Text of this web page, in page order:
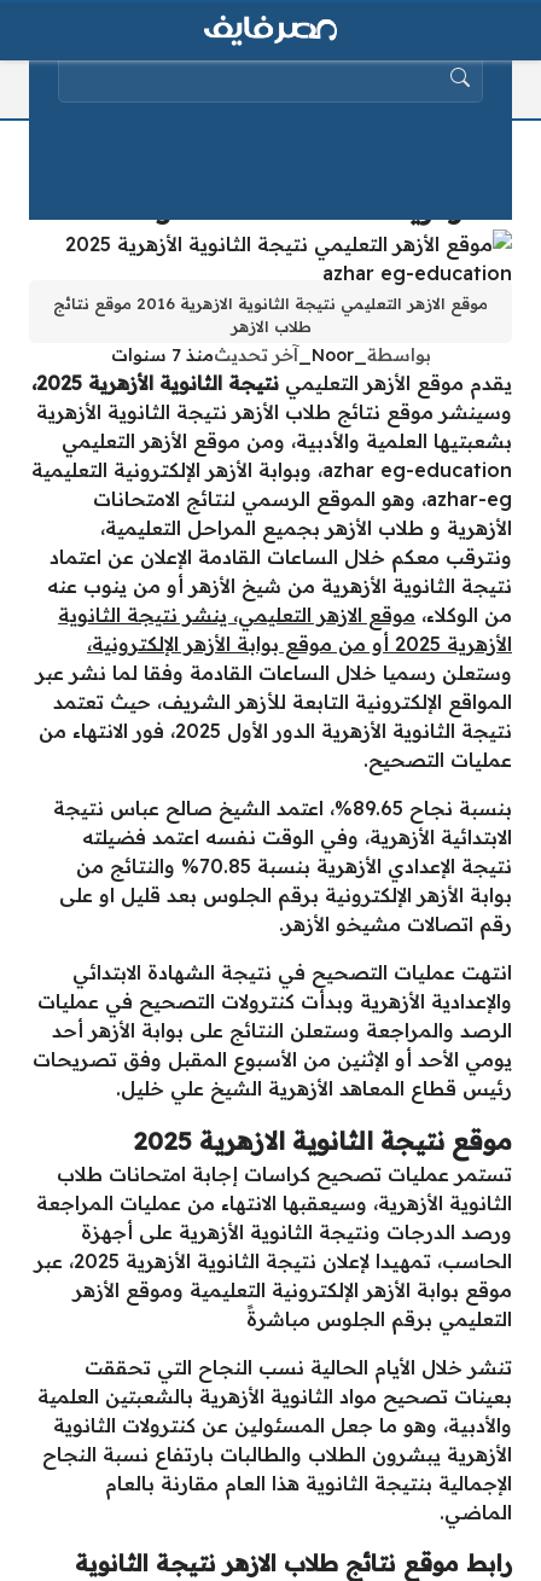
موقع الازهر التعليمي نتيجة الثانوية الازهرية 2016 موقع نتائج
طلاب الازهر
بواسطة _Noor_ آخر تحديثمنذ 7 سنوات
يقدم موقع الأزهر التعليمي نتيجة الثانوية الأزهرية 2025،
وسينشر موقع نتائج طلاب الأزهر نتيجة الثانوية الأزهرية
بشعبتيها العلمية والأدبية، ومن موقع الأزهر التعليمي
azhar eg-education، وبوابة الأزهر الإلكترونية التعليمية
azhar-eg، وهو الموقع الرسمي لنتائج الامتحانات
الأزهرية و طلاب الأزهر بجميع المراحل التعليمية،
ونترقب معكم خلال الساعات القادمة الإعلان عن اعتماد
نتيجة الثانوية الأزهرية من شيخ الأزهر أو من ينوب عنه
من الوكلاء، موقع الازهر التعليمي، ينشر نتيجة الثانوية
الأزهرية 2025 أو من موقع بوابة الأزهر الإلكترونية،
وستعلن رسميا خلال الساعات القادمة وفقا لما نشر عبر
المواقع الإلكترونية التابعة للأزهر الشريف، حيث تعتمد
نتيجة الثانوية الأزهرية الدور الأول 2025، فور الانتهاء من
عمليات التصحيح.
بنسبة نجاح 89.65%، اعتمد الشيخ صالح عباس نتيجة
الابتدائية الأزهرية، وفي الوقت نفسه اعتمد فضيلته
نتيجة الإعدادي الأزهرية بنسبة 70.85% والنتائج من
بوابة الأزهر الإلكترونية برقم الجلوس بعد قليل او على
رقم اتصالات مشيخو الأزهر.
انتهت عمليات التصحيح في نتيجة الشهادة الابتدائي
والإعدادية الأزهرية وبدأت كنترولات التصحيح في عمليات
الرصد والمراجعة وستعلن النتائج على بوابة الأزهر أحد
يومي الأحد أو الإثنين من الأسبوع المقبل وفق تصريحات
رئيس قطاع المعاهد الأزهرية الشيخ علي خليل.
موقع نتيجة الثانوية الازهرية 2025
تستمر عمليات تصحيح كراسات إجابة امتحانات طلاب
الثانوية الأزهرية، وسيعقبها الانتهاء من عمليات المراجعة
ورصد الدرجات ونتيجة الثانوية الأزهرية على أجهزة
الحاسب، تمهيدا لإعلان نتيجة الثانوية الأزهرية 2025، عبر
موقع بوابة الأزهر الإلكترونية التعليمية وموقع الأزهر
التعليمي برقم الجلوس مباشرةً
تنشر خلال الأيام الحالية نسب النجاح التي تحققت
بعينات تصحيح مواد الثانوية الأزهرية بالشعبتين العلمية
والأدبية، وهو ما جعل المسئولين عن كنترولات الثانوية
الأزهرية يبشرون الطلاب والطالبات بارتفاع نسبة النجاح
الإجمالية بنتيجة الثانوية هذا العام مقارنة بالعام
الماضي.
رابط موقع نتائج طلاب الازهر نتيجة الثانوية
البحث عن: